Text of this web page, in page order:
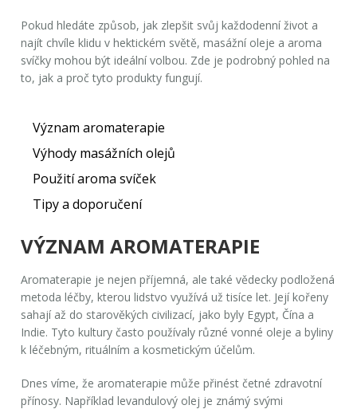
Pokud hledáte způsob, jak zlepšit svůj každodenní život a
najít chvíle klidu v hektickém světě, masážní oleje a aroma
svíčky mohou být ideální volbou. Zde je podrobný pohled na
to, jak a proč tyto produkty fungují.
Význam aromaterapie
Výhody masážních olejů
Použití aroma svíček
Tipy a doporučení
VÝZNAM AROMATERAPIE
Aromaterapie je nejen příjemná, ale také vědecky podložená
metoda léčby, kterou lidstvo využívá už tisíce let. Její kořeny
sahají až do starověkých civilizací, jako byly Egypt, Čína a
Indie. Tyto kultury často používaly různé vonné oleje a byliny
k léčebným, rituálním a kosmetickým účelům.
Dnes víme, že aromaterapie může přinést četné zdravotní
přínosy. Například levandulový olej je známý svými